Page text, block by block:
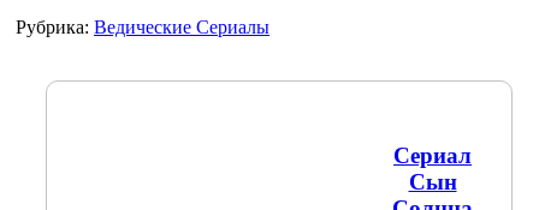
Рубрика: Ведические Сериалы
Сериал
Сын